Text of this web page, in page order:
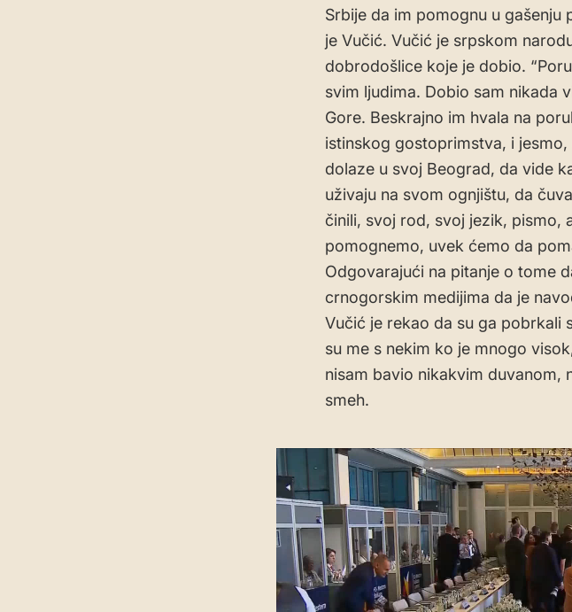
Srbije da im pomognu u gašenju
je Vučić. Vučić je srpskom
dobrodošlice koje je dobio.
svim ljudima. Dobio sam nikada
Gore. Beskrajno im hvala na
istinskog gostoprimstva, i
dolaze u svoj Beograd, da vide
uživaju na svom ognjištu, da
činili, svoj rod, svoj jezik, pismo,
pomognemo, uvek ćemo da
Odgovarajući na pitanje o tome
crnogorskim medijima da je
Vučić je rekao da su ga pobrkali
su me s nekim ko je mnogo
nisam bavio nikakvim duvanom,
smeh.